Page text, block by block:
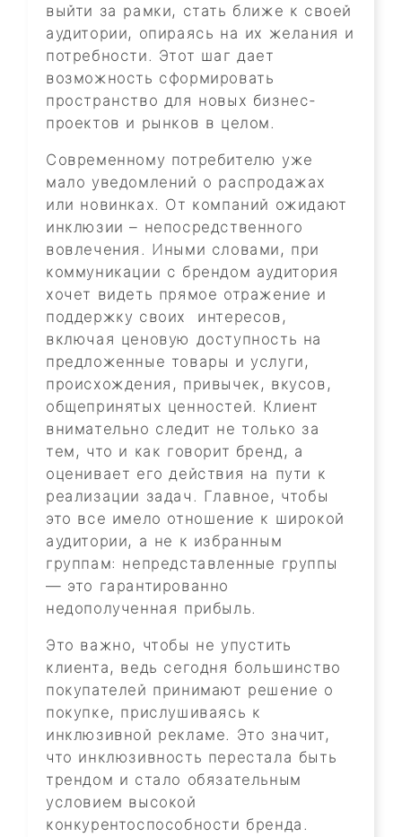
выйти за рамки, стать ближе к своей
аудитории, опираясь на их желания и
потребности. Этот шаг дает
возможность сформировать
пространство для новых бизнес-
проектов и рынков в целом.
Современному потребителю уже
мало уведомлений о распродажах
или новинках. От компаний ожидают
инклюзии – непосредственного
вовлечения. Иными словами, при
коммуникации с брендом аудитория
хочет видеть прямое отражение и
поддержку своих интересов,
включая ценовую доступность на
предложенные товары и услуги,
происхождения, привычек, вкусов,
общепринятых ценностей. Клиент
внимательно следит не только за
тем, что и как говорит бренд, а
оценивает его действия на пути к
реализации задач. Главное, чтобы
это все имело отношение к широкой
аудитории, а не к избранным
группам: непредставленные группы
— это гарантированно
недополученная прибыль.
Это важно, чтобы не упустить
клиента, ведь сегодня большинство
покупателей принимают решение о
покупке, прислушиваясь к
инклюзивной рекламе. Это значит,
что инклюзивность перестала быть
трендом и стало обязательным
условием высокой
конкурентоспособности бренда.